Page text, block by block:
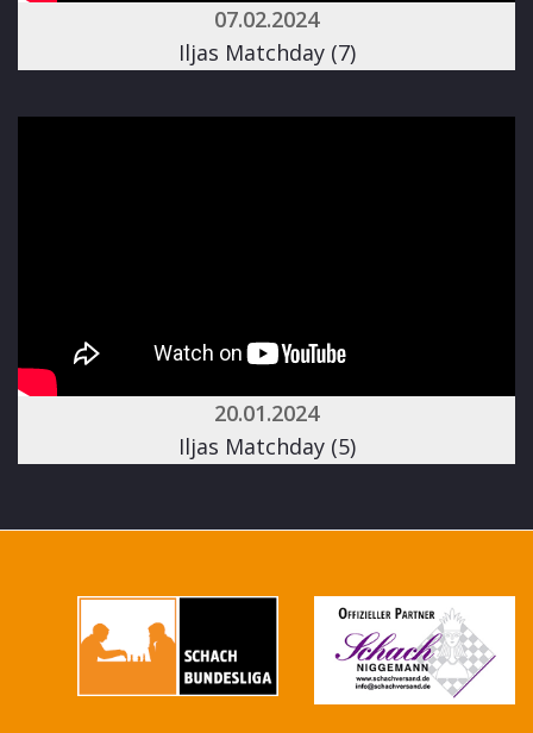
07.02.2024
Iljas Matchday (7)
20.01.2024
Iljas Matchday (5)